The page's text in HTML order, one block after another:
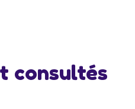
consultés